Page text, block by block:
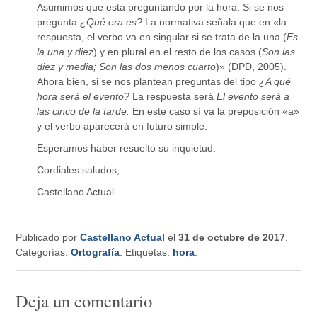
Asumimos que está preguntando por la hora. Si se nos
pregunta ¿Qué era es? La normativa señala que en «la
respuesta, el verbo va en singular si se trata de la una (Es
la una y diez) y en plural en el resto de los casos (Son las
diez y media; Son las dos menos cuarto)» (DPD, 2005).
Ahora bien, si se nos plantean preguntas del tipo ¿A qué
hora será el evento? La respuesta seráEl evento será a
las cinco de la tarde. En este caso sí va la preposición «a»
y el verbo aparecerá en futuro simple.
Esperamos haber resuelto su inquietud.
Cordiales saludos,
Castellano Actual
Publicado porCastellano Actual el31 de octubre de 2017
Categorías:Ortografía . Etiquetas: hora
Deja un comentario